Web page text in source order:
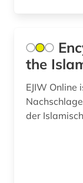
the
EJIW
der